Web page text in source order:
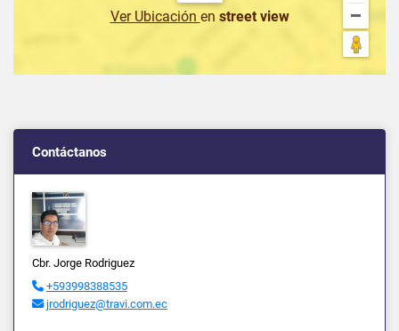
Ver Ubicación en street view
Contáctanos
Cbr. Jorge Rodriguez
+593998388535
jrodriguez@travi.com.ec